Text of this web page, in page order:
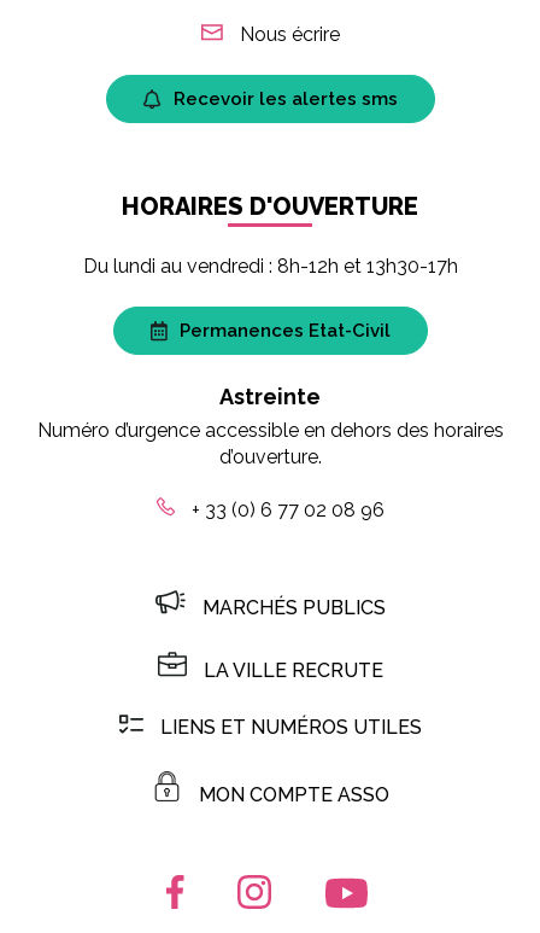
Nous écrire
Recevoir les alertes sms
HORAIRES D'OUVERTURE
Du lundi au vendredi : 8h-12h et 13h30-17h
Permanences Etat-Civil
Astreinte
Numéro d’urgence accessible en dehors des horaires
d’ouverture.
+ 33 (0) 6 77 02 08 96
MARCHÉS PUBLICS
LA VILLE RECRUTE
LIENS ET NUMÉROS UTILES
MON COMPTE ASSO
Lien vers le compte Facebook
Lien vers le compte
Lien vers la chaîne